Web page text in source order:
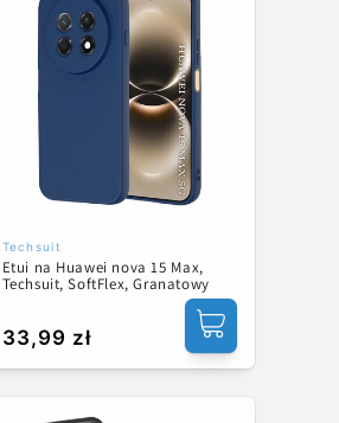
Dostawca:
Techsuit
Etui na Huawei nova 15 Max,
Techsuit, SoftFlex, Granatowy
Cena
regularna
33,99 zł